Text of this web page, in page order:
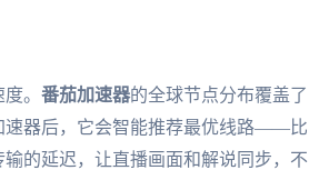
。 番茄加速器的全球节点分布覆盖了
速器后，它会智能推荐最优线路——比
的延迟，让直播画面和解说同步，不